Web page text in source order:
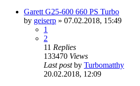
Garett G25-600 660 PS Turbo
by geiserp » 07.02.2018, 15:49
1
2
11 Replies
133470 Views
Last postby Turbomatthy
20.02.2018, 12:09